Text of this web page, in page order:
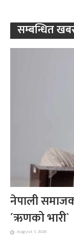
सम्बन्धित
नेपाली
´ऋणको भारी`
August 1, 2026